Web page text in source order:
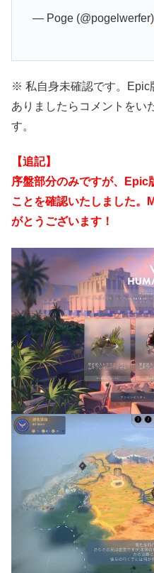
— Poge (@pogelwerfer)
※ 私自身未確認です。Epic
ありましたらコメントをい
す。
【追記】
序盤部分のみですが、Epic
ことを確認いたしました。
がとうございます！